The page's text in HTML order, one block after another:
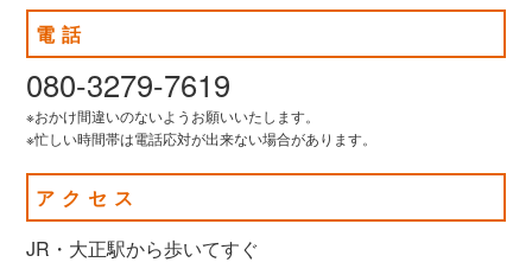
電話
080-3279-7619
※おかけ間違いのないようお願いいたします。
※忙しい時間帯は電話応対が出来ない場合があります。
アクセス
JR・大正駅から歩いてすぐ